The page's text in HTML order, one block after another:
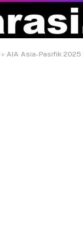
» AIA Asia-Pasifik 2025